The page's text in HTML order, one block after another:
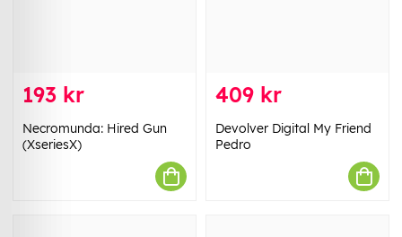
193 kr
Necromunda: Hired Gun
(XseriesX)
409 kr
Devolver Digital My Friend
Pedro